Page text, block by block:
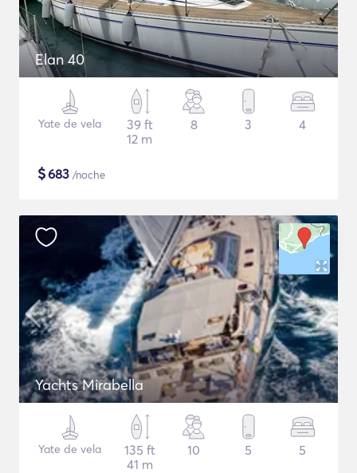
Elan 40
Yate de vela
39 ft
12 m
8 3 4
$683 /noche
Yachts Mirabella
Yate de vela
135 ft
41 m
10 5 5